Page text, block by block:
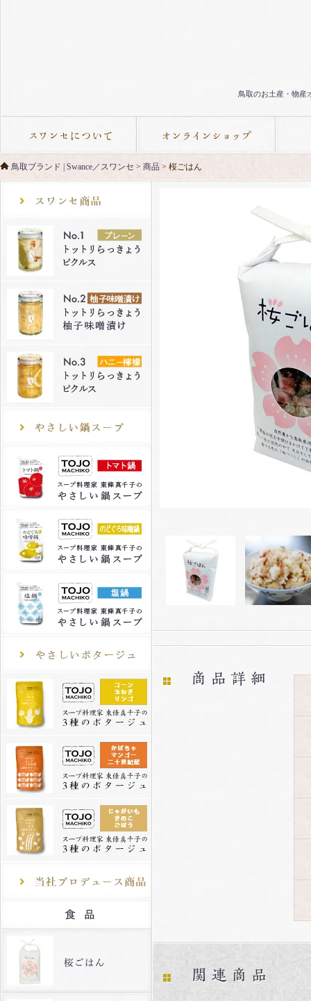
鳥取のお土産・物産
鳥取ブランド | Swance／スワンセ > 商品 > 桜ごはん